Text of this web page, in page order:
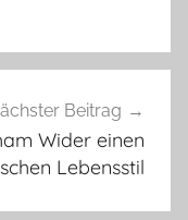
Beitrag
Wider einen
Lebensstil